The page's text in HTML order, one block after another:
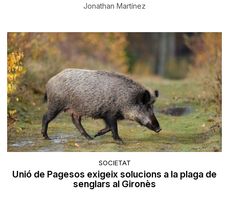
Jonathan Martínez
SOCIETAT
Unió de Pagesos exigeix solucions a la plaga de
senglars al Gironès